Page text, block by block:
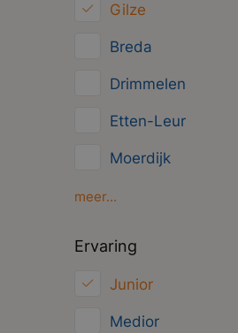
Gilze
Breda
Drimmelen
Etten-Leur
Moerdijk
Oosterhout
meer...
Ervaring
Junior
Medior